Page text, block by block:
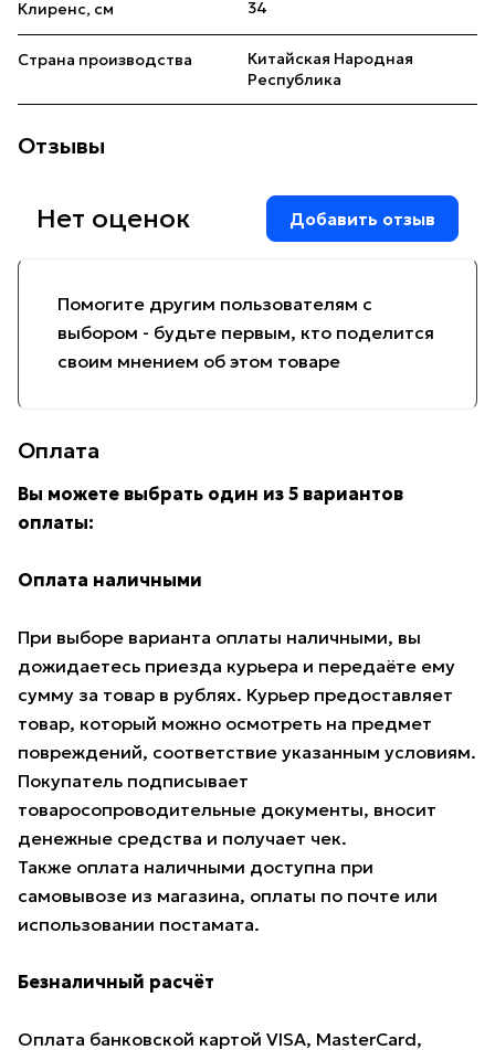
Клиренс, см 34
Страна производства
Китайская Народная
Республика
Отзывы
Помогите другим пользователям с
выбором - будьте первым, кто поделится
своим мнением об этом товаре
Нет оценок Добавить отзыв
Оплата
Вы можете выбрать один из 5 вариантов
оплаты:
Оплата наличными
При выборе варианта оплаты наличными, вы
дожидаетесь приезда курьера и передаёте ему
сумму за товар в рублях. Курьер предоставляет
товар, который можно осмотреть на предмет
повреждений, соответствие указанным условиям.
Покупатель подписывает
товаросопроводительные документы, вносит
денежные средства и получает чек.
Также оплата наличными доступна при
самовывозе из магазина, оплаты по почте или
использовании постамата.
Безналичный расчёт
Оплата банковской картой VISA, MasterCard,